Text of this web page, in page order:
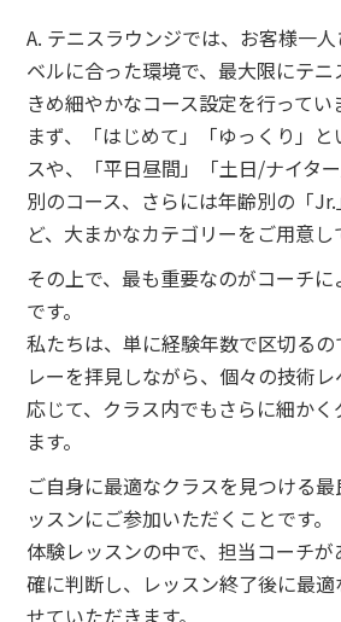
A. テニスラウンジでは、お客様一
ベルに合った環境で、最大限にテニ
きめ細やかなコース設定を行ってい
まず、「はじめて」「ゆっくり」
スや、「平日昼間」「土日/ナイタ
別のコース、さらには年齢別の「
ど、大まかなカテゴリーをご用意し
その上で、最も重要なのがコーチ
です。
私たちは、単に経験年数で区切る
レーを拝見しながら、個々の技術
応じて、クラス内でもさらに細か
ます。
ご自身に最適なクラスを見つける
ッスンにご参加いただくことです。
体験レッスンの中で、担当コーチ
確に判断し、レッスン終了後に最
せていただきます。